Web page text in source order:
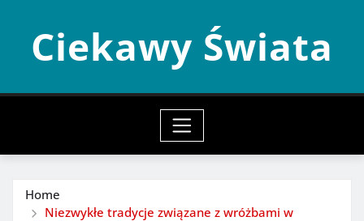
contentCiekawy Świata
Home
Niezwykłe tradycje związane z wróżbami w